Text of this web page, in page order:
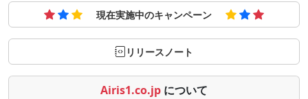
現在実施中のキャンペーン
リリースノート
Airis1.co.jp について